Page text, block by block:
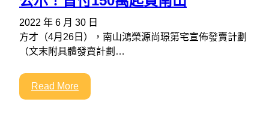
2022 年 6 月 30 日
方才（4月26日），南山鴻榮源尚璟第宅宣佈發賣計劃
（文末附具體發賣計劃…
Read More